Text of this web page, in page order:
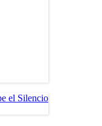
el Silencio